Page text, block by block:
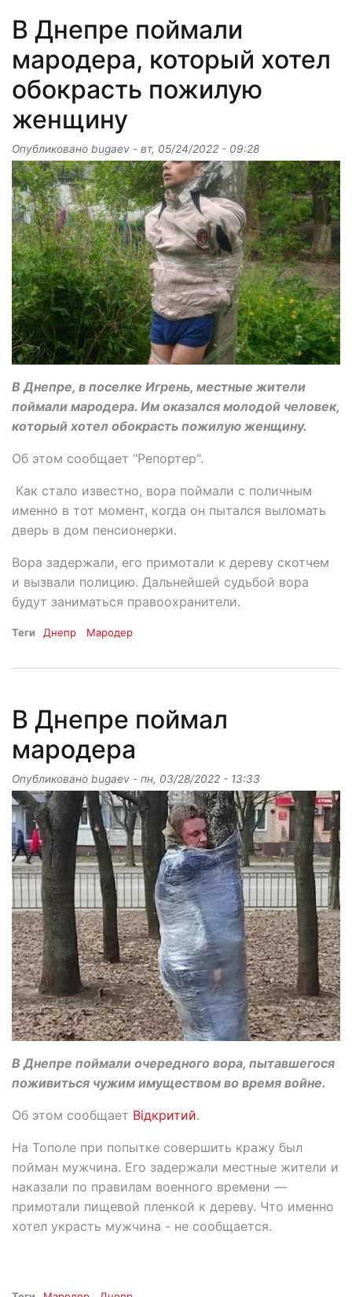
В Днепре поймали
мародера, который хотел
обокрасть пожилую
женщину
Опубликовано bugaev - вт, 05/24/2022 - 09:28
В Днепре, в поселке Игрень, местные жители
поймали мародера. Им оказался молодой человек,
который хотел обокрасть пожилую женщину.
Об этом сообщает "Репортер".
Как стало известно, вора поймали с поличным
именно в тот момент, когда он пытался выломать
дверь в дом пенсионерки.
Вора задержали, его примотали к дереву скотчем
и вызвали полицию. Дальнейшей судьбой вора
будут заниматься правоохранители.
Теги Днепр Мародер
В Днепре поймал
мародера
Опубликовано bugaev - пн, 03/28/2022 - 13:33
В Днепре поймали очередного вора, пытавшегося
поживиться чужим имуществом во время войне.
Об этом сообщает Відкритий.
На Тополе при попытке совершить кражу был
пойман мужчина. Его задержали местные жители и
наказали по правилам военного времени —
примотали пищевой пленкой к дереву. Что именно
хотел украсть мужчина - не сообщается.